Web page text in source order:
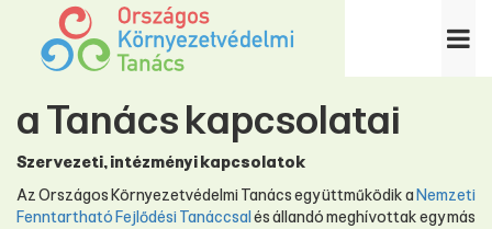
a Tanács kapcsolatai
Szervezeti, intézményi kapcsolatok
Az Országos Környezetvédelmi Tanács együttműködik a Nemzeti
Fenntartható Fejlődési Tanáccsal és állandó meghívottak egymás